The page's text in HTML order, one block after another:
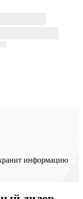
информацию